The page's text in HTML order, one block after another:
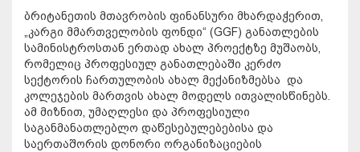
ბრიტანეთის მთავრობის ფინანსური მხარდაჭერით,
„კარგი მმართველობის ფონდი“ (GGF) განათლების
სამინისტროსთან ერთად ახალ პროექტზე მუშაობს,
რომელიც პროფესიულ განათლებაში კერძო
სექტორის ჩართულობის ახალ მექანიზმებსა და
კოლეჯების მართვის ახალ მოდელს ითვალისწინებს.
ამ მიზნით, უმაღლესი და პროფესიული
საგანმანათლებლო დაწესებულებებისა და
საერთაშორის დონორი ორგანიზაციების